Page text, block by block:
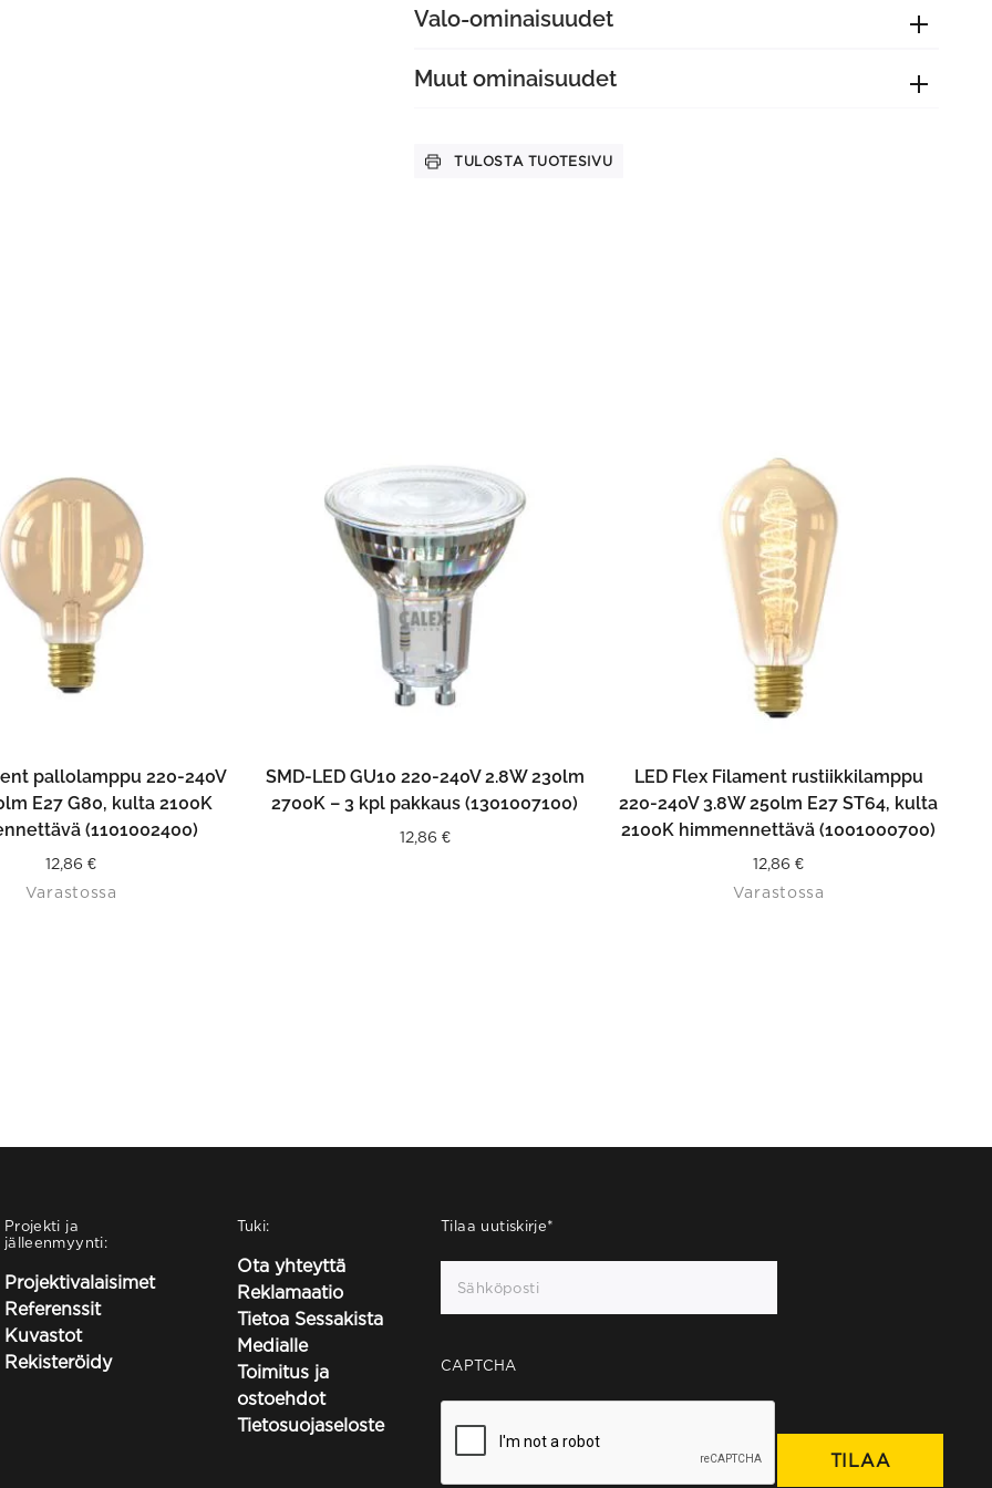
Valo-ominaisuudet
Muut ominaisuudet
TULOSTA TUOTESIVU
OSTOSKORIIN
pallolamppu 220-240V
E27 G80, kulta 2100K
(1101002400)
12,86€
Varastossa
LISÄÄ OSTOSKORIIN
SMD-LED GU10 220-240V 2.8W 230lm
2700K – 3 kpl pakkaus (1301007100)
12,86 €
LISÄÄ OSTOSKORIIN
LED Flex Filament rustiikkilamppu
220-240V 3.8W 250lm E27 ST64, kulta
2100K himmennettävä (1001000700)
12,86€
Varastossa
Projekti ja
jälleenmyynti:
Projektivalaisimet
Referenssit
Kuvastot
Rekisteröidy
Tuki:
Ota yhteyttä
Reklamaatio
Tietoa Sessakista
Medialle
Toimitus ja
ostoehdot
Tietosuojaseloste
Tilaa uutiskirje*
CAPTCHA